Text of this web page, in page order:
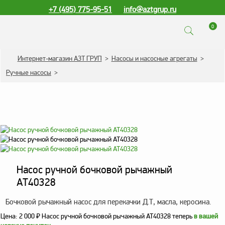
+7 (495) 775-95-51 info@aztgrup.ru
0
КАТАЛОГ ПРОДУКЦИИ
Топливораздаточные
Зарядные станции
для электромобилей
ТРК и ГРК
Запасные части к ТРК
и ГРК
Электронное
Интернет-магазин АЗТ ГРУП > Насосы и насосные агрегаты >
Ручные насосы >
Насос ручной бочковой рычажный
AT40328
Бочковой рычажный насос для перекачки Д.Т, масла, керосина.
Цена: 2 000₽Насос ручной бочковой рычажный AT40328 теперьв вашей